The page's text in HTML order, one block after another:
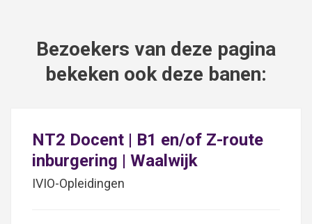
Bezoekers van deze pagina
bekeken ook deze banen:
NT2 Docent | B1 en/of Z-route
inburgering | Waalwijk
IVIO-Opleidingen